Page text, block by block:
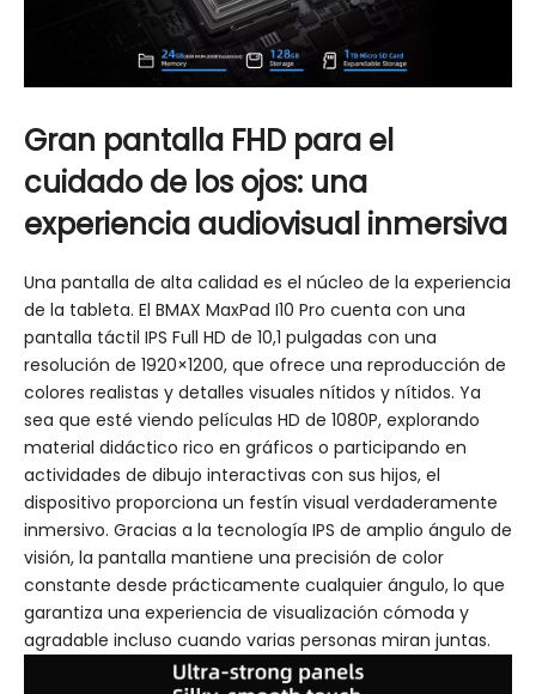
Gran pantalla FHD para el
cuidado de los ojos: una
experiencia audiovisual inmersiva
Una pantalla de alta calidad es el núcleo de la experiencia
de la tableta. El BMAX MaxPad I10 Pro cuenta con una
pantalla táctil IPS Full HD de 10,1 pulgadas con una
resolución de 1920×1200, que ofrece una reproducción de
colores realistas y detalles visuales nítidos y nítidos. Ya
sea que esté viendo películas HD de 1080P, explorando
material didáctico rico en gráficos o participando en
actividades de dibujo interactivas con sus hijos, el
dispositivo proporciona un festín visual verdaderamente
inmersivo. Gracias a la tecnología IPS de amplio ángulo de
visión, la pantalla mantiene una precisión de color
constante desde prácticamente cualquier ángulo, lo que
garantiza una experiencia de visualización cómoda y
agradable incluso cuando varias personas miran juntas.